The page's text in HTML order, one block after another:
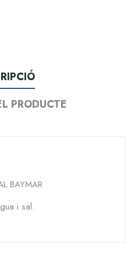
PRODUCTE
BAYMAR
i sal.